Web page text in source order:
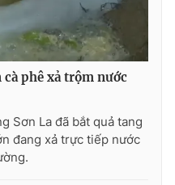
lòng Việt
mình bằng AI
cà phê xả trộm nước
Sơn La đã bắt quả tang
đang xả trực tiếp nước